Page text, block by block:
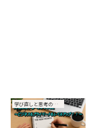
学び直しと思考の整理